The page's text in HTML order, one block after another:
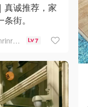
真诚推荐，家
街。
Rinrinrinrinrinrinrin 7